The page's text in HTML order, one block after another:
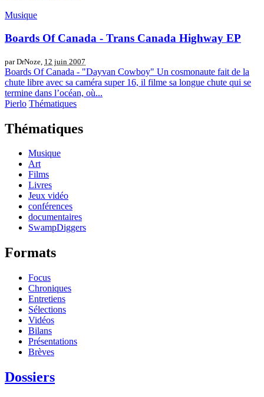
Musique
Boards Of Canada - Trans Canada Highway EP
par DrNoze, 12 juin 2007
Boards Of Canada - "Dayvan Cowboy" Un cosmonaute fait de la
chute libre avec sa caméra super 16, il filme sa longue chute qui se
termine dans l’océan, où...
Pierlo Thématiques
Thématiques
Musique
Art
Films
Livres
Jeux vidéo
conférences
documentaires
SwampDiggers
Formats
Focus
Chroniques
Entretiens
Sélections
Vidéos
Bilans
Présentations
Brèves
Dossiers